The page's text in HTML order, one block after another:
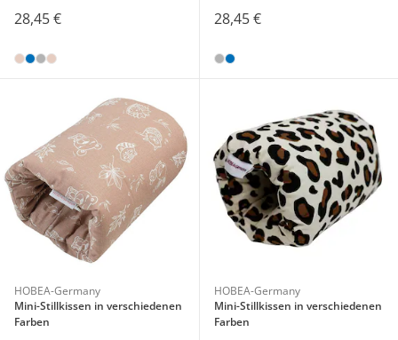
28,45 € 28,45 €
HOBEA-Germany
Mini-Stillkissen in verschiedenen
Farben
HOBEA-Germany
Mini-Stillkissen in verschiedenen
Farben